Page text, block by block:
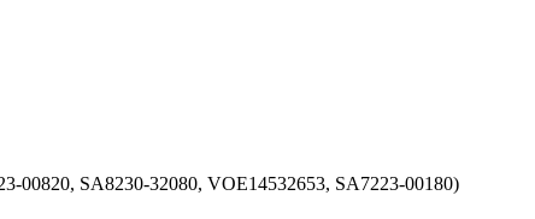
00820, SA8230-32080, VOE14532653, SA7223-00180)